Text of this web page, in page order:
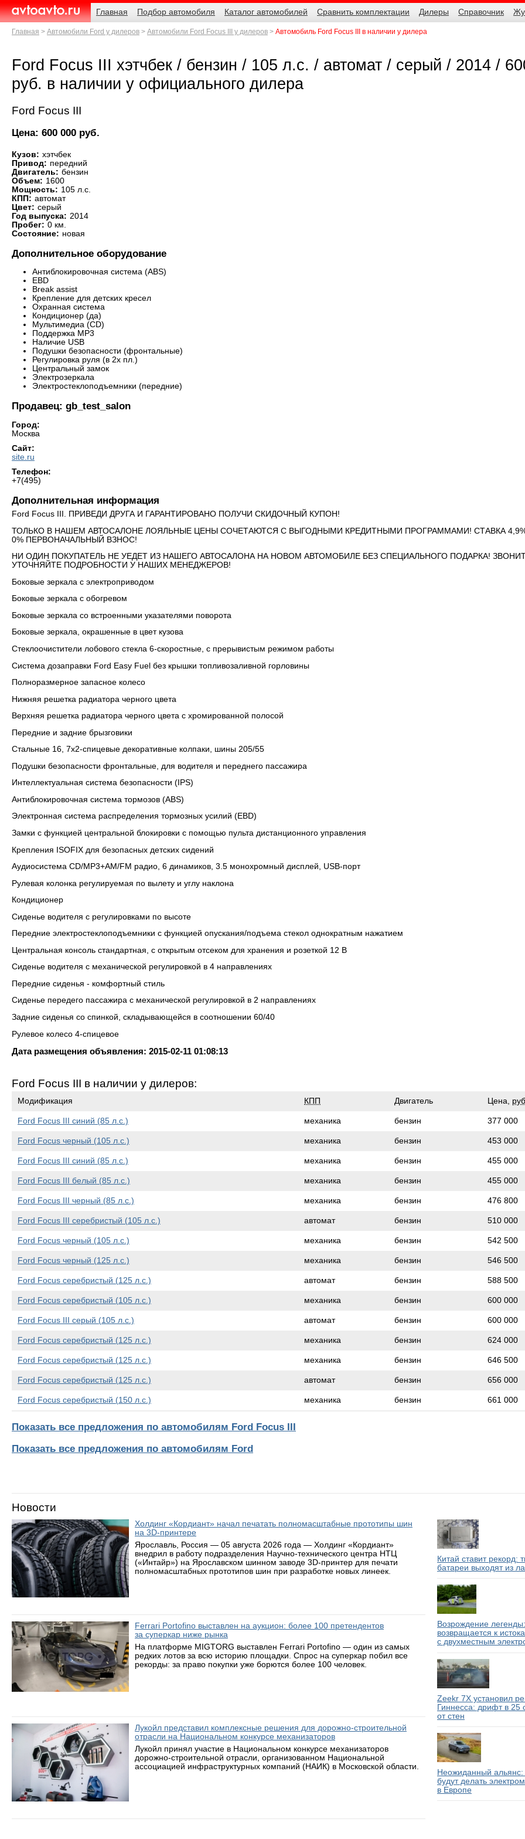
AvtoAvto.ru
Навигация
Главная
Подбор автомобиля Каталог автомобилей Сравнить комплектации Дилеры Справочник
Родительские
страницы
Главная Автомобили Ford у дилеров Автомобили Ford Focus III у дилеров Автомобиль Ford Focus III в наличии у дилера
Ford Focus III хэтчбек / бензин / 105 л.с. / автомат / серый / 2014 /
руб. в наличии у официального дилера
Ford Focus III
Цена: 600 000 руб.
Кузов: хэтчбек
Привод: передний
Двигатель: бензин
Объем: 1600
Мощность: 105 л.с.
КПП: автомат
Цвет: серый
Год выпуска: 2014
Пробег: 0 км.
Состояние: новая
Дополнительное оборудование
Антиблокировочная система (ABS)
EBD
Break assist
Крепление для детских кресел
Охранная система
Кондиционер (да)
Мультимедиа (CD)
Поддержка MP3
Наличие USB
Подушки безопасности (фронтальные)
Регулировка руля (в 2х пл.)
Центральный замок
Электрозеркала
Электростеклоподъемники (передние)
Продавец: gb_test_salon
Город:
Москва
Сайт:
site.ru
Телефон:
+7(495)
Дополнительная информация
Ford Focus III. ПРИВЕДИ ДРУГА И ГАРАНТИРОВАНО ПОЛУЧИ СКИДОЧНЫЙ КУПОН!
ТОЛЬКО В НАШЕМ АВТОСАЛОНЕ ЛОЯЛЬНЫЕ ЦЕНЫ СОЧЕТАЮТСЯ С ВЫГОДНЫМИ КРЕДИТНЫМИ ПРОГРАММАМИ! СТАВКА
0% ПЕРВОНАЧАЛЬНЫЙ ВЗНОС!
НИ ОДИН ПОКУПАТЕЛЬ НЕ УЕДЕТ ИЗ НАШЕГО АВТОСАЛОНА НА НОВОМ АВТОМОБИЛЕ БЕЗ СПЕЦИАЛЬНОГО ПОДАРКА!
УТОЧНЯЙТЕ ПОДРОБНОСТИ У НАШИХ МЕНЕДЖЕРОВ!
Боковые зеркала с электроприводом
Боковые зеркала с обогревом
Боковые зеркала со встроенными указателями поворота
Боковые зеркала, окрашенные в цвет кузова
Стеклоочистители лобового стекла 6-скоростные, с прерывистым режимом работы
Система дозаправки Ford Easy Fuel без крышки топливозаливной горловины
Полноразмерное запасное колесо
Нижняя решетка радиатора черного цвета
Верхняя решетка радиатора черного цвета с хромированной полосой
Передние и задние брызговики
Стальные 16, 7x2-спицевые декоративные колпаки, шины 205/55
Подушки безопасности фронтальные, для водителя и переднего пассажира
Интеллектуальная система безопасности (IPS)
Антиблокировочная система тормозов (ABS)
Электронная система распределения тормозных усилий (EBD)
Замки с функцией центральной блокировки с помощью пульта дистанционного управления
Крепления ISOFIX для безопасных детских сидений
Аудиосистема CD/MP3+AM/FM радио, 6 динамиков, 3.5 монохромный дисплей, USB-порт
Рулевая колонка регулируемая по вылету и углу наклона
Кондиционер
Сиденье водителя с регулировками по высоте
Передние электростеклоподъемники с функцией опускания/подъема стекол однократным нажатием
Центральная консоль стандартная, с открытым отсеком для хранения и розеткой 12 В
Сиденье водителя с механической регулировкой в 4 направлениях
Передние сиденья - комфортный стиль
Сиденье передего пассажира с механической регулировкой в 2 направлениях
Задние сиденья со спинкой, складывающейся в соотношении 60/40
Рулевое колесо 4-спицевое
Дата размещения объявления: 2015-02-11 01:08:13
Ford Focus III в наличии у дилеров:
Модификация КПП Двигатель Цена,
Ford Focus III синий (85 л.с.) механика бензин 377 000
Ford Focus черный (105 л.с.) механика бензин 453 000
Ford Focus III синий (85 л.с.) механика бензин 455 000
Ford Focus III белый (85 л.с.) механика бензин 455 000
Ford Focus III черный (85 л.с.) механика бензин 476 800
Ford Focus III серебристый (105 л.с.) автомат бензин 510 000
Ford Focus черный (105 л.с.) механика бензин 542 500
Ford Focus черный (125 л.с.) механика бензин 546 500
Ford Focus серебристый (125 л.с.) автомат бензин 588 500
Ford Focus серебристый (105 л.с.) механика бензин 600 000
Ford Focus III серый (105 л.с.) автомат бензин 600 000
Ford Focus серебристый (125 л.с.) механика бензин 624 000
Ford Focus серебристый (125 л.с.) механика бензин 646 500
Ford Focus серебристый (125 л.с.) автомат бензин 656 000
Ford Focus серебристый (150 л.с.) механика бензин 661 000
Показать все предложения по автомобилям Ford Focus III
Показать все предложения по автомобилям Ford
Новости
Холдинг «Кордиант» начал печатать полномасштабные прототипы шин
на 3D-принтере
Ярославль, Россия — 05 августа 2026 года — Холдинг «Кордиант»
внедрил в работу подразделения Научно-технического центра НТЦ
(«Интайр») на Ярославском шинном заводе 3D-принтер для печати
полномасштабных прототипов шин при разработке новых линеек.
Ferrari Portofino выставлен на аукцион: более 100 претендентов
за суперкар ниже рынка
На платформе MIGTORG выставлен Ferrari Portofino — один из самых
редких лотов за всю историю площадки. Спрос на суперкар побил все
рекорды: за право покупки уже борются более 100 человек.
Лукойл представил комплексные решения для дорожно-строительной
отрасли на Национальном конкурсе механизаторов
Лукойл принял участие в Национальном конкурсе механизаторов
дорожно-строительной отрасли, организованном Национальной
ассоциацией инфраструктурных компаний (НАИК) в Московской области.
Китай ставит рекорд:
батареи выходят из
Возрождение
возвращается к
с двухместным
Zeekr 7X установил
Гиннесса: дрифт в 25
от стен
Неожиданный
будут делать
в Европе